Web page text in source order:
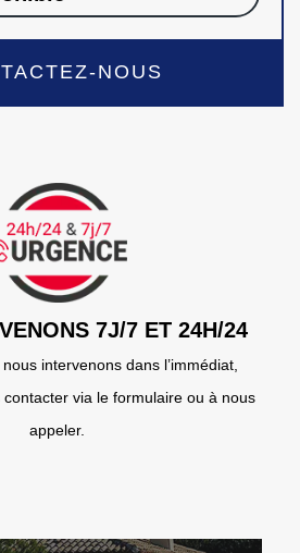
NOUS
7J/7 ET 24H/24
intervenons dans l’immédiat,
contacter via le formulaire ou à nous
appeler.